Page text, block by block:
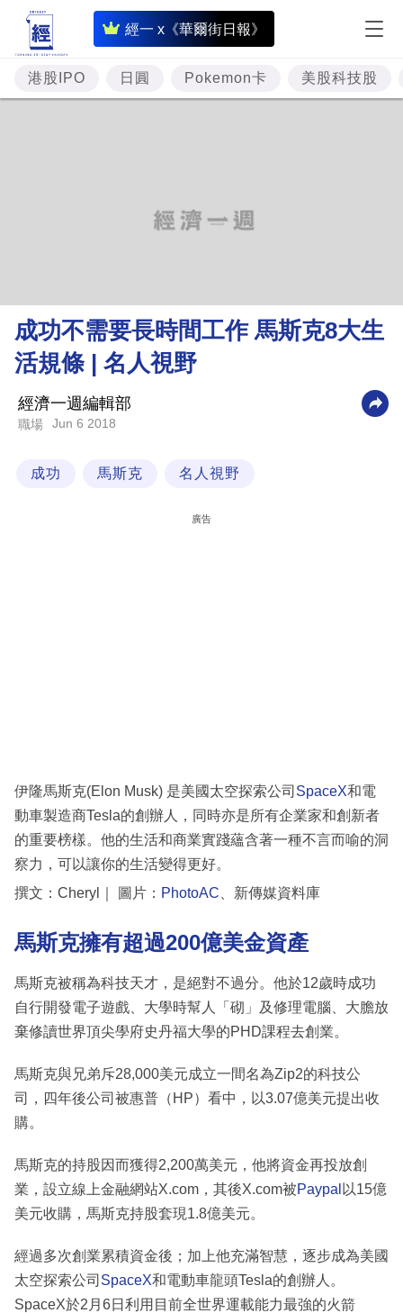
經一 x《華爾街日報》
即
時
財
經
理
財
商
業
科
區
港股IPO 日圓 Pokemon卡 美股科技股
成功不需要長時間工作 馬斯克8大生
活規條 | 名人視野
經濟一週編輯部
職場 Jun 6 2018
成功 馬斯克 名人視野
廣告
伊隆馬斯克(Elon Musk) 是美國太空探索公司 SpaceX和電
動車製造商Tesla的創辦人，同時亦是所有企業家和創新者
的重要榜樣。他的生活和商業實踐蘊含著一種不言而喻的洞
察力，可以讓你的生活變得更好。
撰文：Cheryl｜ 圖片： PhotoAC 、新傳媒資料庫
馬斯克擁有超過200億美金資產
馬斯克被稱為科技天才，是絕對不過分。他於12歲時成功
自行開發電子遊戲、大學時幫人「砌」及修理電腦、大膽放
棄修讀世界頂尖學府史丹福大學的PHD課程去創業。
馬斯克與兄弟斥28,000美元成立一間名為Zip2的科技公
司，四年後公司被惠普（HP）看中，以3.07億美元提出收
購。
馬斯克的持股因而獲得2,200萬美元，他將資金再投放創
業，設立線上金融網站X.com，其後X.com被Paypal 以15億
美元收購，馬斯克持股套現1.8億美元。
經過多次創業累積資金後；加上他充滿智慧，逐步成為美國
太空探索公司 SpaceX和電動車龍頭Tesla的創辦人。
SpaceX於2月6日利用目前全世界運載能力最強的火箭